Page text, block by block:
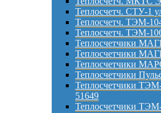
Теплосчетч. СТУ-1
Теплосчетч. ТЭМ-
Теплосчетч. ТЭМ-
Теплосчетчики
Теплосчетчики
Теплосчетчики
Теплосчетчики
Теплосчетчики
51649
Теплосчетчики